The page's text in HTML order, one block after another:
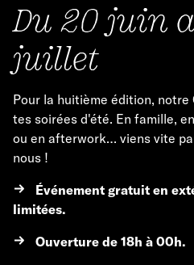
Du 20 juin
juillet
Pour la huitième édition,
tes soirées d'été. En famille,
ou en afterwork… viens vite
nous !
Événement gratuit en
limitées.
Ouverture de 18h à 00h.